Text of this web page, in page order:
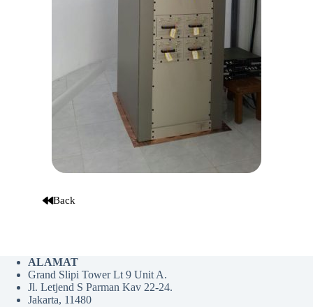
Back
ALAMAT
Grand Slipi Tower Lt 9 Unit A.
Jl. Letjend S Parman Kav 22-24.
Jakarta, 11480